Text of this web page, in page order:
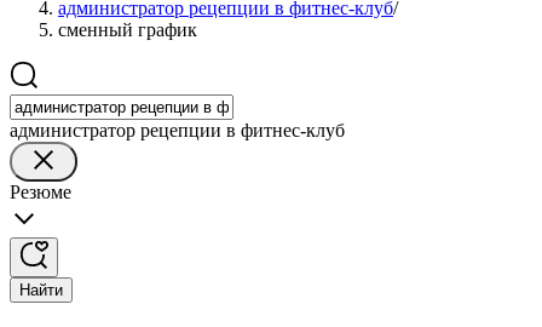
администратор рецепции в фитнес-клуб/
сменный график
администратор рецепции в фитнес-клуб
Резюме
Найти